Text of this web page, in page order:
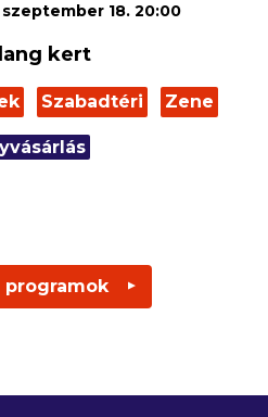
18. 20:00
kert
Szabadtéri Zene
programok ▼